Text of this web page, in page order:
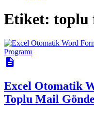
Etiket: toplu
description
Excel Otomatik
Toplu Mail